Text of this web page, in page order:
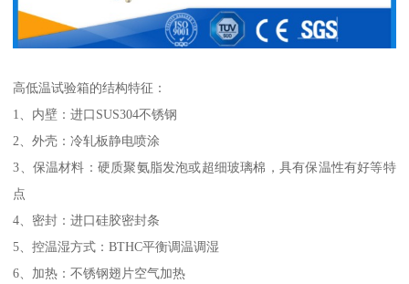
高低温试验箱的结构特征：
1、内壁：进口SUS304不锈钢
2、外壳：冷轧板静电喷涂
3、保温材料：硬质聚氨脂发泡或超细玻璃棉，具有保温性有好等特
点
4、密封：进口硅胶密封条
5、控温湿方式：BTHC平衡调温调湿
6、加热：不锈钢翅片空气加热